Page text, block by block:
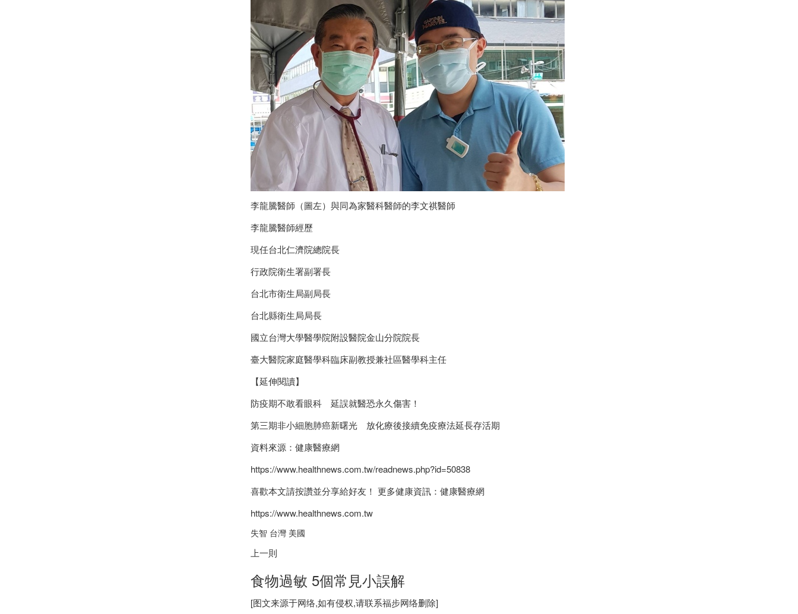
李龍騰醫師（圖左）與同為家醫科醫師的李文祺醫師
李龍騰醫師經歷
現任台北仁濟院總院長
行政院衛生署副署長
台北市衛生局副局長
台北縣衛生局局長
國立台灣大學醫學院附設醫院金山分院院長
臺大醫院家庭醫學科臨床副教授兼社區醫學科主任
【延伸閱讀】
防疫期不敢看眼科 延誤就醫恐永久傷害！
第三期非小細胞肺癌新曙光 放化療後接續免疫療法延長存活期
資料來源：健康醫療網
https://www.healthnews.com.tw/readnews.php?id=50838
喜歡本文請按讚並分享給好友！ 更多健康資訊：健康醫療網
https://www.healthnews.com.tw
失智 台灣 美國
上一則
食物過敏 5個常見小誤解
[图文来源于网络,如有侵权,请联系福步网络删除]